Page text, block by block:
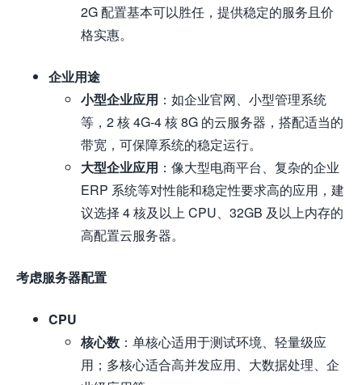
2G 配置基本可以胜任，提供稳定的服务且价
格实惠。
企业用途
小型企业应用 ：如企业官网、小型管理系统
等，2 核 4G-4 核 8G 的云服务器，搭配适当的
带宽，可保障系统的稳定运行。
大型企业应用 ：像大型电商平台、复杂的企业
ERP 系统等对性能和稳定性要求高的应用，建
议选择 4 核及以上 CPU、32GB 及以上内存的
高配置云服务器。
考虑服务器配置
CPU
核心数 ：单核心适用于测试环境、轻量级应
用；多核心适合高并发应用、大数据处理、企